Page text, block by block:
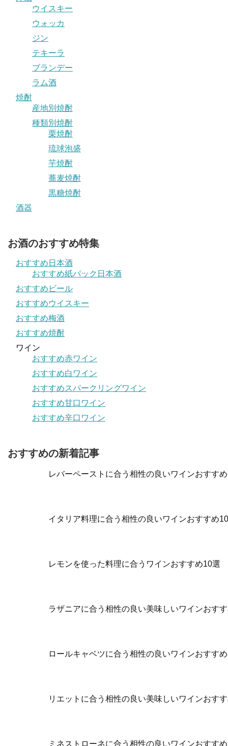
ウイスキー
ウォッカ
ジン
テキーラ
ブランデー
ラム酒
焼酎
産地別焼酎
種類別焼酎
栗焼酎
琉球泡盛
芋焼酎
蕎麦焼酎
黒糖焼酎
酒器
お酒のおすすめ特集
おすすめ日本酒
おすすめ紙パック日本酒
おすすめビール
おすすめウイスキー
おすすめ梅酒
おすすめ焼酎
ワイン
おすすめ赤ワイン
おすすめ白ワイン
おすすめスパークリングワイン
おすすめ甘口ワイン
おすすめ辛口ワイン
おすすめの新着記事
レバーペーストに合う相性の良いワインおすす
イタリア料理に合う相性の良いワインおすすめ
レモンを使った料理に合うワインおすすめ10選
ラザニアに合う相性の良い美味しいワインおす
ロールキャベツに合う相性の良いワインおすす
リエットに合う相性の良い美味しいワインおす
ミネストローネに合う相性の良いワインおすす